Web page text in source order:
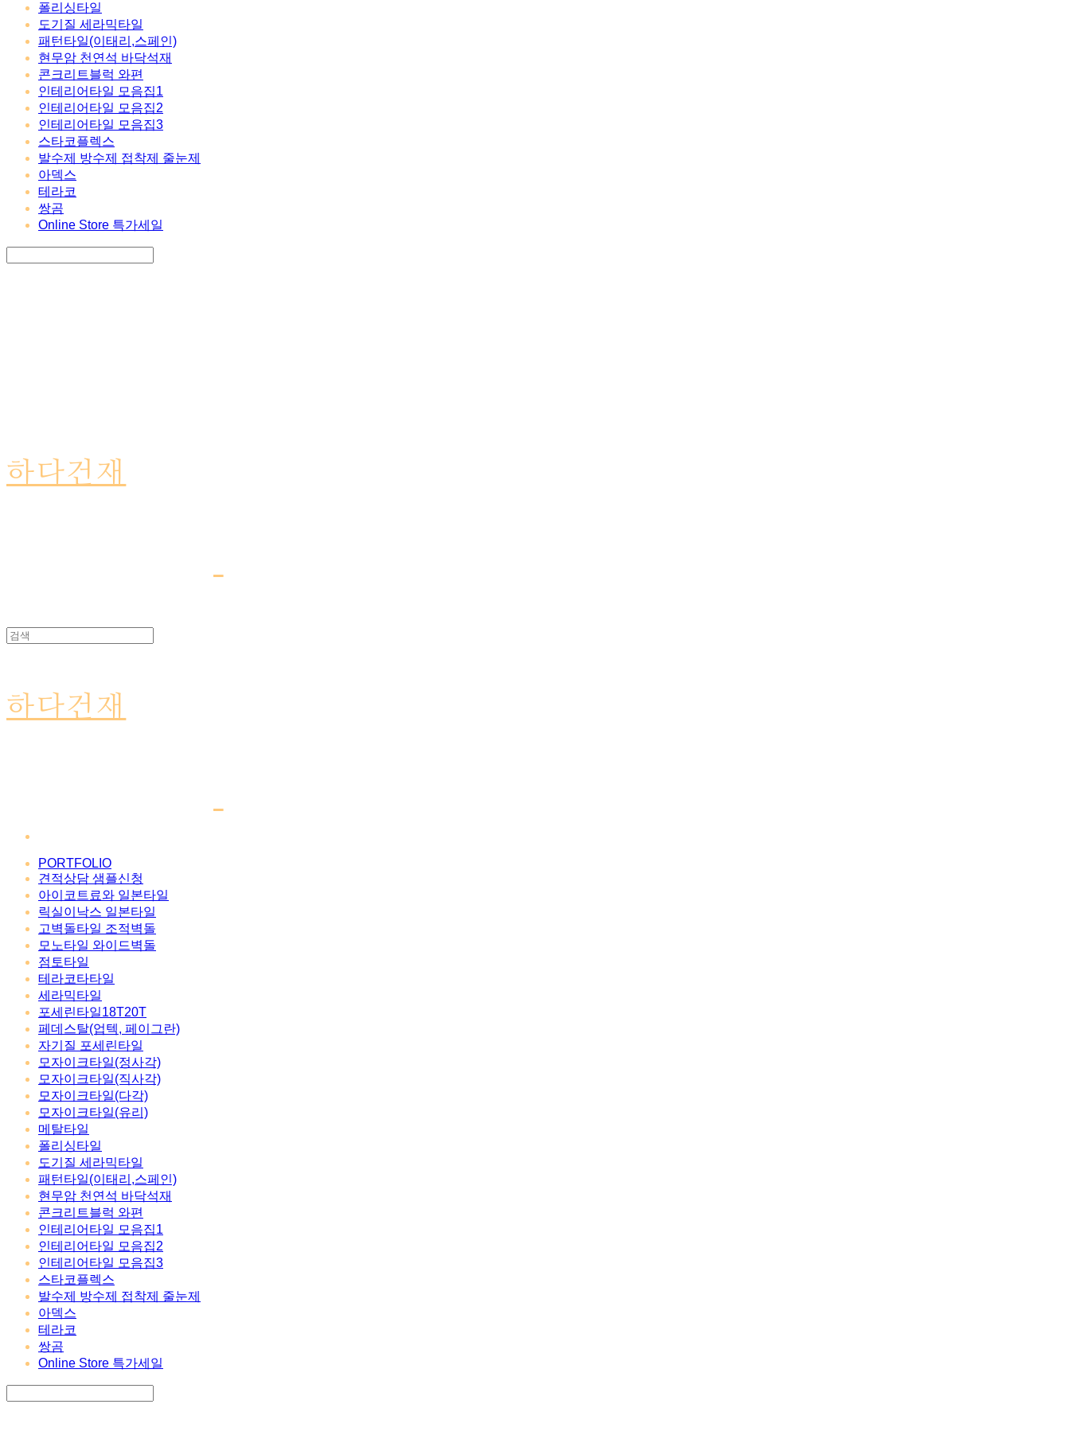
폴리싱타일
도기질 세라믹타일
패턴타일(이태리,스페인)
현무암 천연석 바닥석재
콘크리트블럭 와편
인테리어타일 모음집1
인테리어타일 모음집2
인테리어타일 모음집3
스타코플렉스
발수제 방수제 접착제 줄눈제
아덱스
테라코
쌍곰
Online Store 특가세일
하다건재
하다건재
PORTFOLIO
견적상담 샘플신청
아이코트료와 일본타일
릭실이낙스 일본타일
고벽돌타일 조적벽돌
모노타일 와이드벽돌
점토타일
테라코타타일
세라믹타일
포세린타일18T20T
페데스탈(업텍, 페이그란)
자기질 포세린타일
모자이크타일(정사각)
모자이크타일(직사각)
모자이크타일(다각)
모자이크타일(유리)
메탈타일
폴리싱타일
도기질 세라믹타일
패턴타일(이태리,스페인)
현무암 천연석 바닥석재
콘크리트블럭 와편
인테리어타일 모음집1
인테리어타일 모음집2
인테리어타일 모음집3
스타코플렉스
발수제 방수제 접착제 줄눈제
아덱스
테라코
쌍곰
Online Store 특가세일